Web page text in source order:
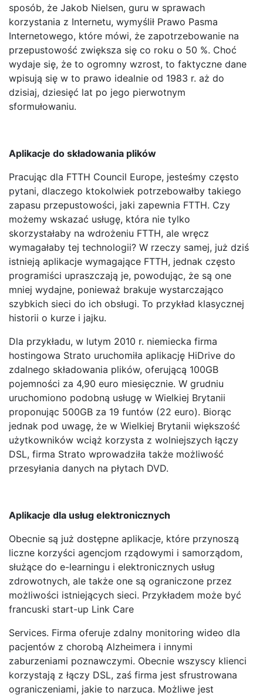
sposób, że Jakob Nielsen, guru w sprawach
korzystania z Internetu, wymyślił Prawo Pasma
Internetowego, które mówi, że zapotrzebowanie na
przepustowość zwiększa się co roku o 50 %. Choć
wydaje się, że to ogromny wzrost, to faktyczne dane
wpisują się w to prawo idealnie od 1983 r. aż do
dzisiaj, dziesięć lat po jego pierwotnym
sformułowaniu.
Aplikacje do składowania plików
Pracując dla FTTH Council Europe, jesteśmy często
pytani, dlaczego ktokolwiek potrzebowałby takiego
zapasu przepustowości, jaki zapewnia FTTH. Czy
możemy wskazać usługę, która nie tylko
skorzystałaby na wdrożeniu FTTH, ale wręcz
wymagałaby tej technologii? W rzeczy samej, już dziś
istnieją aplikacje wymagające FTTH, jednak często
programiści upraszczają je, powodując, że są one
mniej wydajne, ponieważ brakuje wystarczająco
szybkich sieci do ich obsługi. To przykład klasycznej
historii o kurze i jajku.
Dla przykładu, w lutym 2010 r. niemiecka firma
hostingowa Strato uruchomiła aplikację HiDrive do
zdalnego składowania plików, oferującą 100GB
pojemności za 4,90 euro miesięcznie. W grudniu
uruchomiono podobną usługę w Wielkiej Brytanii
proponując 500GB za 19 funtów (22 euro). Biorąc
jednak pod uwagę, że w Wielkiej Brytanii większość
użytkowników wciąż korzysta z wolniejszych łączy
DSL, firma Strato wprowadziła także możliwość
przesyłania danych na płytach DVD.
Aplikacje dla usług elektronicznych
Obecnie są już dostępne aplikacje, które przynoszą
liczne korzyści agencjom rządowymi i samorządom,
służące do e-learningu i elektronicznych usług
zdrowotnych, ale także one są ograniczone przez
możliwości istniejących sieci. Przykładem może być
francuski start-up Link Care
Services. Firma oferuje zdalny monitoring wideo dla
pacjentów z chorobą Alzheimera i innymi
zaburzeniami poznawczymi. Obecnie wszyscy klienci
korzystają z łączy DSL, zaś firma jest sfrustrowana
ograniczeniami, jakie to narzuca. Możliwe jest